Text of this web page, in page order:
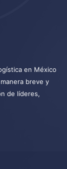
en México
breve y
de líderes,